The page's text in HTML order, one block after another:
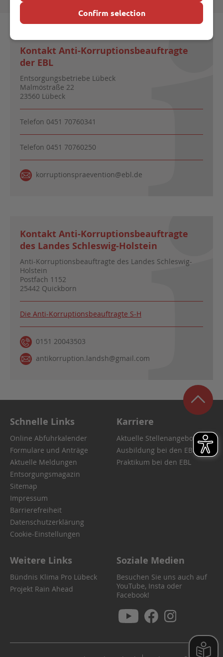
Kontakt Anti-Korruptionsbeauftragte
der EBL
Entsorgungsbetriebe Lübeck
Malmöstraße 22
23560 Lübeck
Telefon 0451 70760341
Telefon 0451 70760250
korruptionspraevention@ebl.de
Kontakt Anti-Korruptionsbeauftragte
des Landes Schleswig-Holstein
Anti-Korruptionsbeauftragte des Landes Schleswig-
Holstein
Postfach 1152
25442 Quickborn
Die Anti-Korruptionsbeauftragte S-H
0151 20043503
antikorruption.landsh@gmail.com
Schnelle Links
Online Abfuhrkalender
Formulare und Anträge
Aktuelle Meldungen
Entsorgungsmagazin
Sitemap
Impressum
Barrierefreiheit
Datenschutzerklärung
Cookie-Einstellungen
Karriere
Aktuelle Stellenangebote
Ausbildung bei den EBL
Praktikum bei den EBL
Weitere Links
Bündnis Klima Pro Lübeck
Projekt Rain Ahead
Soziale Medien
Besuchen Sie uns auch auf
YouTube, Insta oder
Facebook!
Confirm selection